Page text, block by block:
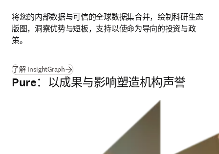
将您的内部数据与可信的全球数据集合并，绘制科研生态
版图，洞察优势与短板，支持以使命为导向的投资与政
策。
了解 InsightGraph(在新的选项卡/窗口中打开
Pure：以成果与影响塑造机构声誉